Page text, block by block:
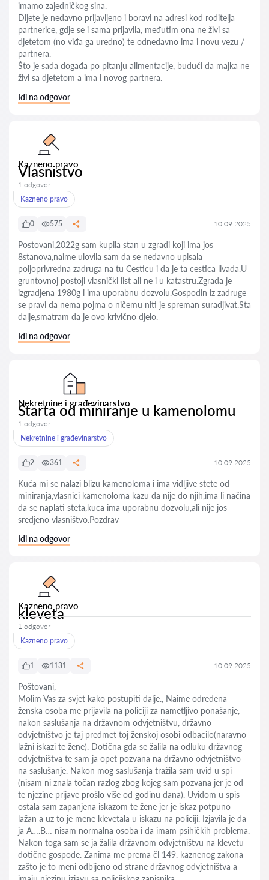
imamo zajedničkog sina.
Dijete je nedavno prijavljeno i boravi na adresi kod roditelja
partnerice, gdje se i sama prijavila, međutim ona ne živi sa
djetetom (no viđa ga uredno) te odnedavno ima i novu vezu /
partnera.
Što je sada događa po pitanju alimentacije, budući da majka ne
živi sa djetetom a ima i novog partnera.
Idi na odgovor
Kazneno pravo
Vlasnistvo
1 odgovor
Kazneno pravo
0 575 10.09.2025
Postovani,2022g sam kupila stan u zgradi koji ima jos
8stanova,naime ulovila sam da se nedavno upisala
poljoprivredna zadruga na tu Cesticu i da je ta cestica livada.U
gruntovnoj postoji vlasnički list ali ne i u katastru.Zgrada je
izgradjena 1980g i ima uporabnu dozvolu.Gospodin iz zadruge
se pravi da nema pojma o ničemu niti je spreman suradjivat.Sta
dalje,smatram da je ovo krivično djelo.
Idi na odgovor
Nekretnine i građevinarstvo
Starta od miniranje u kamenolomu
1 odgovor
Nekretnine i građevinarstvo
2 361 10.09.2025
Kuća mi se nalazi blizu kamenoloma i ima vidljive stete od
miniranja,vlasnici kamenoloma kazu da nije do njih,ima li načina
da se naplati steta,kuca ima uporabnu dozvolu,ali nije jos
sredjeno vlasništvo.Pozdrav
Idi na odgovor
Kazneno pravo
kleveta
1 odgovor
Kazneno pravo
1 1131 10.09.2025
Poštovani,
Molim Vas za svjet kako postupiti dalje., Naime određena
ženska osoba me prijavila na policiji za nametljivo ponašanje,
nakon saslušanja na državnom odvjetništvu, državno
odvjetništvo je taj predmet toj ženskoj osobi odbacilo(naravno
lažni iskazi te žene). Dotična gđa se žalila na odluku državnog
odvjetništva te sam ja opet pozvana na državno odvjetništvo
na saslušanje. Nakon mog saslušanja tražila sam uvid u spi
(nisam ni znala točan razlog zbog kojeg sam pozvana jer je od
te njezine prijave prošlo više od godinu dana). Uvidom u spis
ostala sam zapanjena iskazom te žene jer je iskaz potpuno
lažan a uz to je mene klevetala u iskazu na policiji. Izjavila je da
ja A….B… nisam normalna osoba i da imam psihičkih problema.
Nakon toga sam se ja žalila državnom odvjetništvu na klevetu
dotične gospođe. Zanima me prema čl 149. kaznenog zakona
zašto je to meni odbijeno od strane državnog odvjetništva a